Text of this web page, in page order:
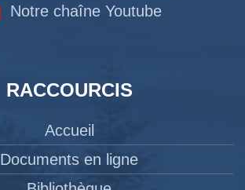
Notre chaîne Youtube
RACCOURCIS
Accueil
Documents en ligne